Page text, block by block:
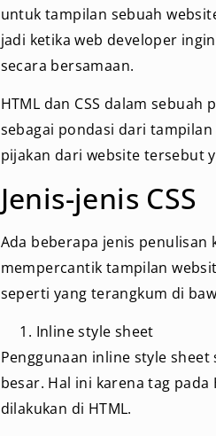
untuk tampilan sebuah
jadi ketika web developer
secara bersamaan.
HTML dan CSS dalam
sebagai pondasi dari
pijakan dari website tersebut
Jenis-jenis CSS
Ada beberapa jenis penulisan
mempercantik tampilan
seperti yang terangkum di
Inline style sheet
Penggunaan inline style
besar. Hal ini karena tag
dilakukan di HTML.